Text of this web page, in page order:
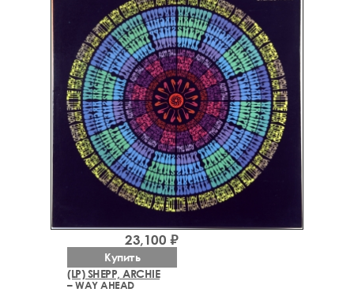
(LP) SHEPP, ARCHIE
– WAY AHEAD
23,100 ₽
Купить